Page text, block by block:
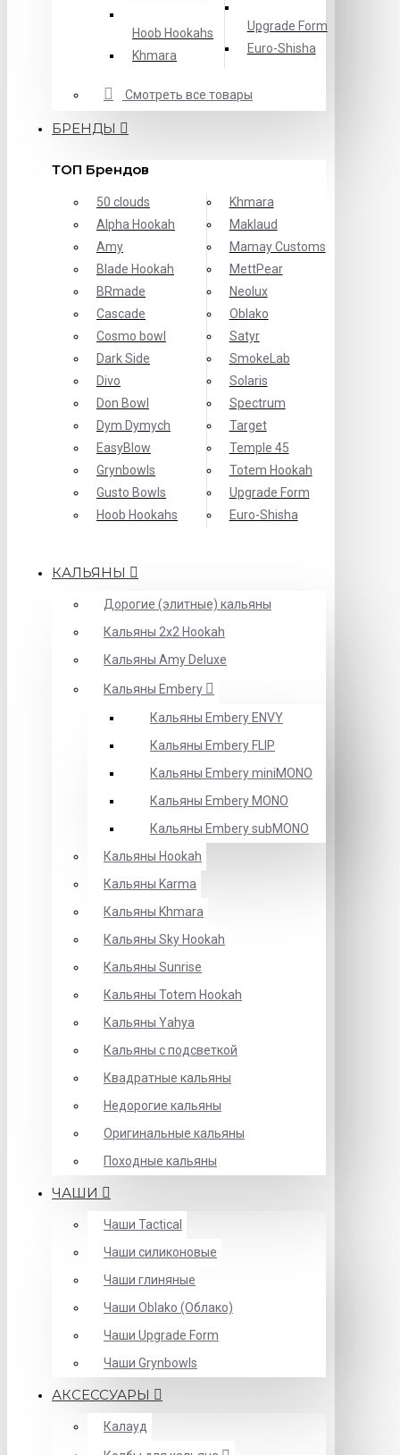
Hoob Hookahs
Khmara
Upgrade Form
Еuro-Shisha
Смотреть все товары
БРЕНДЫ
ТОП Брендов
50 clouds
Alpha Hookah
Amy
Blade Hookah
BRmade
Cascade
Cosmo bowl
Dark Side
Divo
Don Bowl
Dym Dymych
EasyBlow
Grynbowls
Gusto Bowls
Hoob Hookahs
Khmara
Maklaud
Mamay Customs
MettPear
Neolux
Oblako
Satyr
SmokeLab
Solaris
Spectrum
Target
Temple 45
Totem Hookah
Upgrade Form
Еuro-Shisha
КАЛЬЯНЫ
Дорогие (элитные) кальяны
Кальяны 2х2 Hookah
Кальяны Amy Deluxe
Кальяны Embery
Кальяны Embery ENVY
Кальяны Embery FLIP
Кальяны Embery miniMONO
Кальяны Embery MONO
Кальяны Embery subMONO
Кальяны Hookah
Кальяны Karma
Кальяны Khmara
Кальяны Sky Hookah
Кальяны Sunrise
Кальяны Totem Hookah
Кальяны Yahya
Кальяны с подсветкой
Квадратные кальяны
Недорогие кальяны
Оригинальные кальяны
Походные кальяны
ЧАШИ
Чаши Tactical
Чаши силиконовые
Чаши глиняные
Чаши Oblako (Облако)
Чаши Upgrade Form
Чаши Grynbowls
АКСЕССУАРЫ
Калауд